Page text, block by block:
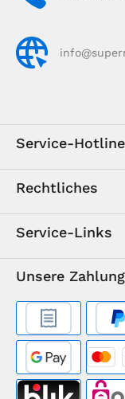
Service-Hotline
Rechtliches
Service-Links
Unsere